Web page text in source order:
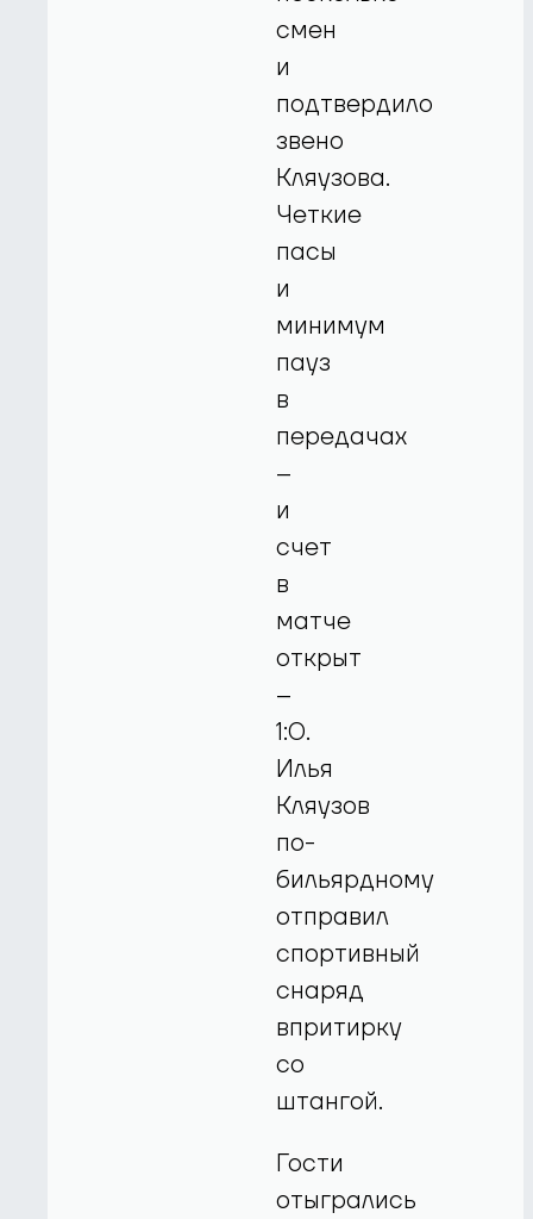
смен
и
подтвердило
звено
Кляузова.
Четкие
пасы
и
минимум
пауз
в
передачах
–
и
счет
в
матче
открыт
–
1:0.
Илья
Кляузов
по-
бильярдному
отправил
спортивный
снаряд
впритирку
со
штангой.
Гости
отыгрались